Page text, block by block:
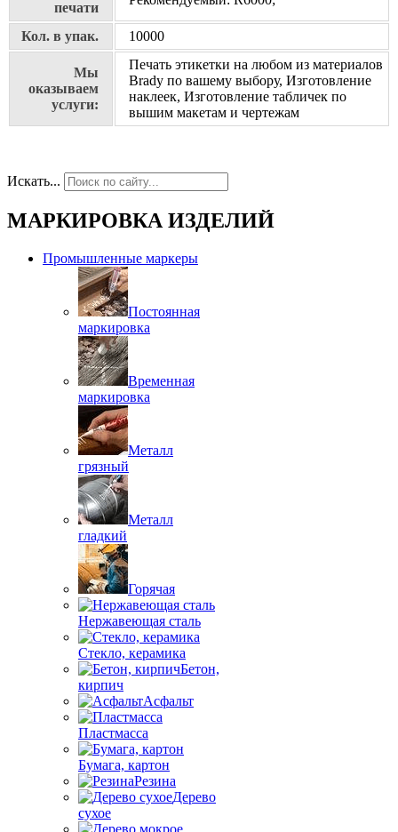
печати
Кол. в упак. 10000
Мы
оказываем
услуги:
Печать этикетки на любом из материалов
Brady по вашему выбору, Изготовление
наклеек, Изготовление табличек по
вышим макетам и чертежам
Искать...
МАРКИРОВКА ИЗДЕЛИЙ
Промышленные маркеры
Постоянная
маркировка
Временная
маркировка
Металл
грязный
Металл
гладкий
Горячая
Нержавеющая сталь
Стекло, керамика
Бетон,
кирпич
Асфальт
Пластмасса
Бумага, картон
Резина
Дерево
сухое